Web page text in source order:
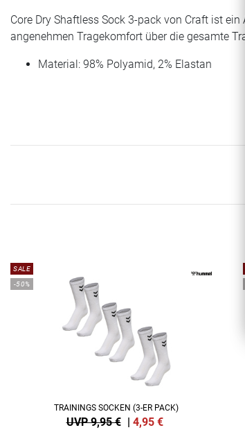
Core Dry Shaftless Sock 3-pack von Craft ist
angenehmen Tragekomfort über die gesamte
Material: 98% Polyamid, 2% Elastan
SALE
-50%
TRAININGS SOCKEN (3-ER PACK)
UVP 9,95 € | 4,95 €